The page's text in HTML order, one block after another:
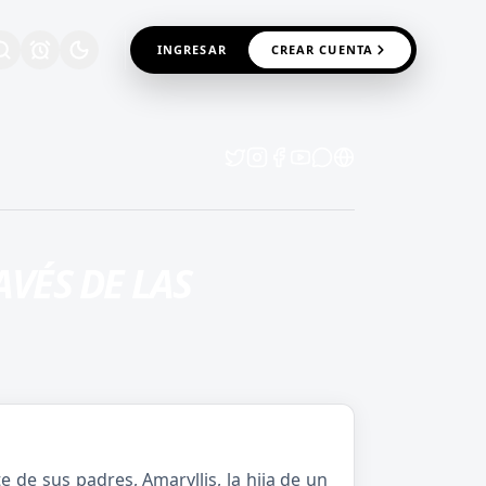
INGRESAR CREAR CUENTA
de sus padres, Amaryllis, la hija de un